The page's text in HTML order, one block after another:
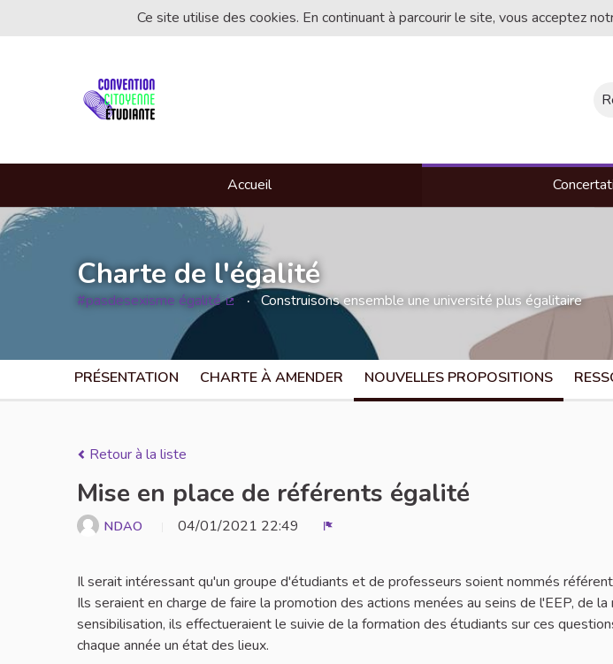
Ce site utilise des cookies. En continuant à parcourir le site, vous acceptez
Accueil
Charte de l'égalité
#pasdesexisme égalité Construisons ensemble une université plus égalitaire
PRÉSENTATION CHARTE À AMENDER NOUVELLES PROPOSITIONS
Retour à la liste
Mise en place de référents égalité
NDAO 04/01/2021 22:49
Il serait intéressant qu'un groupe d'étudiants et de professeurs soient nommés
Ils seraient en charge de faire la promotion des actions menées au seins de l'EEP, de
sensibilisation, ils effectueraient le suivie de la formation des étudiants sur ces
chaque année un état des lieux.